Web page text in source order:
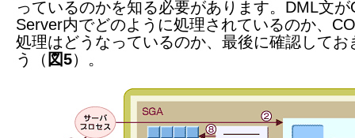
っているのかを知る必要があります。DML文が
Server内でどのように処理されているのか、
処理はどうなっているのか、最後に確認してお
う（ 図5）。